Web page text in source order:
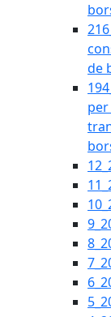
de